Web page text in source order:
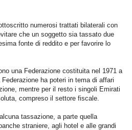
numerosi trattati bilaterali con
che un soggetto sia tassato due
fonte di reddito e per favorire lo
una Federazione costituita nel 1971 a
ha poteri in tema di affari
mentre per il resto i singoli Emirati
compreso il settore fiscale.
tassazione, a parte quella
straniere, agli hotel e alle grandi